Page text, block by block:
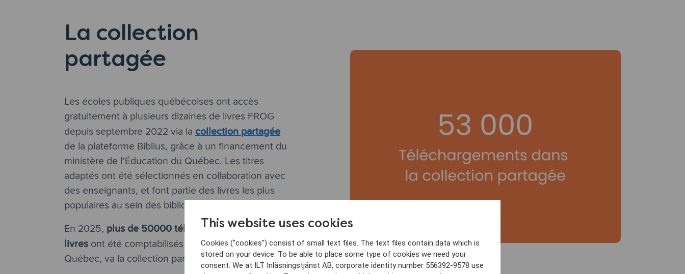
La collection
partagée
Les écoles publiques québécoises ont accès
gratuitement à plusieurs dizaines de livres FROG
depuis septembre 2022 via la collection partagée
de la plateforme Biblius, grâce à un financement du
ministère de l’Éducation du Québec. Les titres
adaptés ont été sélectionnés en collaboration avec
des enseignants, et font partie des livres les plus
populaires au sein des bibliothèques scolaires.
En 2025, plus de 50000 téléchargements de nos
livres ont été comptabilisés dans les écoles du
Québec, va la collection partagée.
This website uses cookies
Cookies ("cookies") consist of small text files. The text files contain data which is
stored on your device. To be able to place some type of cookies we need your
consent. We at ILT Inläsningstjänst AB, corporate identity number 556392-9578 use